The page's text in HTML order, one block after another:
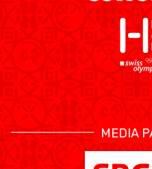
MEDIA